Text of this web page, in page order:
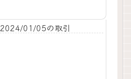
2024/01/05の取引